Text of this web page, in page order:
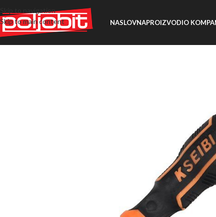
Skip to navigation
Skip to main content
NASLOVNAPROIZVODIO